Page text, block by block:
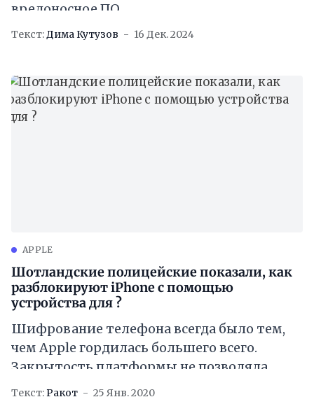
вредоносное ПО
Текст:Дима Кутузов 16 Дек. 2024
APPLE
Шотландские полицейские показали, как
разблокируют iPhone с помощью
устройства для ?
Шифрование телефона всегда было тем,
чем Apple гордилась большего всего.
Закрытость платформы не позволяла
проникнуть в неё злоумышленнику, а
Текст:Ракот 25 Янв. 2020